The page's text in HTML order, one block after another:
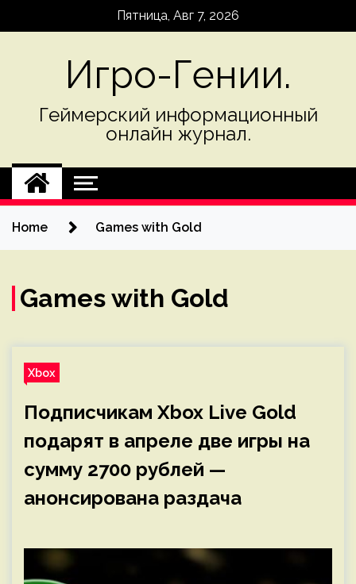
Пятница, Авг 7, 2026
Игро-Гении.
Геймерский информационный
онлайн журнал.
Home Games with Gold
Games with Gold
Xbox
Подписчикам Xbox Live Gold
подарят в апреле две игры на
сумму 2700 рублей —
анонсирована раздача